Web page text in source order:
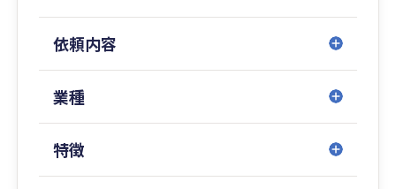
3.定着率の高いスタッフが安定した業務に従事し
ています
スタッフは、原則として新卒から入定着率の高
知る担当者がどんどん辞めていく、ということが
ありません。
依頼内容
業種
特徴